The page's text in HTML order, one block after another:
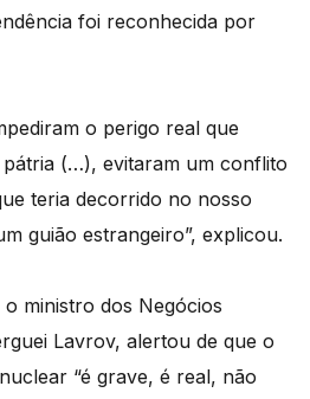
foi reconhecida por
o perigo real que
(…), evitaram um conflito
teria decorrido no nosso
guião estrangeiro”, explicou.
ministro dos Negócios
Lavrov, alertou de que o
“é grave, é real, não